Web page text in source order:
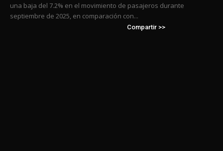
una baja del 7.2% en el movimiento de pasajeros durante
septiembre de 2025, en comparación con...
Compartir >>